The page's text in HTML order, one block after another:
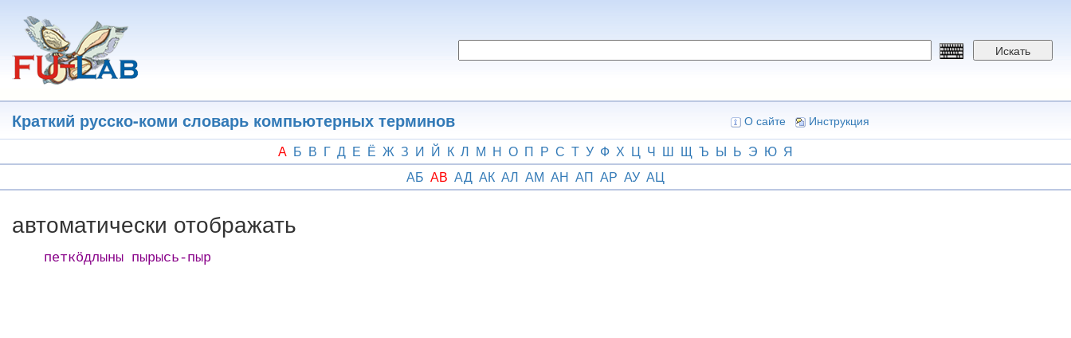
основному
содержанию
Искать
Краткий русско-коми словарь компьютерных терминов О сайте Инструкция
А Б В Г Д Е Ё Ж З И Й К Л М Н О П Р С Т У Ф Х Ц Ч Ш Щ Ъ Ы Ь Э Ю Я
АБ АВ АД АК АЛ АМ АН АП АР АУ АЦ
автоматически отображать
петкӧдлыны пырысь-пыр